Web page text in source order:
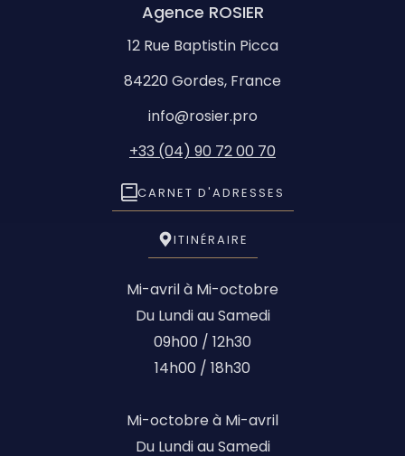
Agence ROSIER
12 Rue Baptistin Picca
84220 Gordes, France
info@rosier.pro
+33 (04) 90 72 00 70
CARNET D'ADRESSES
ITINÉRAIRE
Mi-avril à Mi-octobre
Du Lundi au Samedi
09h00 / 12h30
14h00 / 18h30
Mi-octobre à Mi-avril
Du Lundi au Samedi